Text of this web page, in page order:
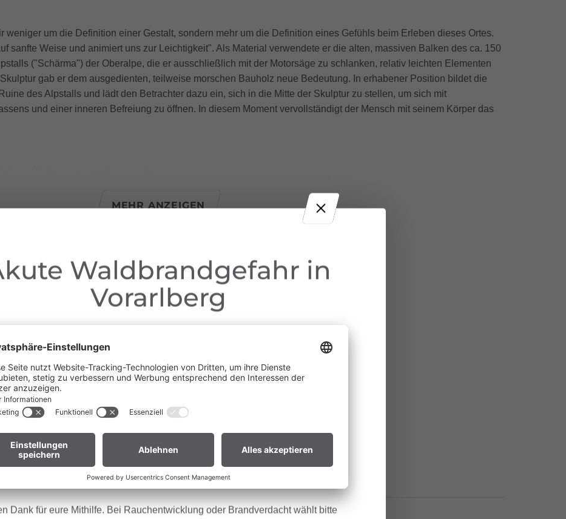
weniger um die Definition einer Gestalt, sondern mehr um die Definition eines Gefühls beim Erleben dieses Ortes.
sanfte Weise und animiert uns zur Leichtigkeit". Als Material verwendete er die alten, massiven Balken des ca. 150
("Schärma") der Oberalpe, die er ausschließlich mit der Motorsäge zu schlanken, relativ leichten Elementen
gab er dem ausgedienten, teilweise morschen Bauholz neue Bedeutung. In erhabener Position bildet die
des Alpstalls und lädt den Betrachter dazu ein, sich in die Mitte der Skulptur zu stellen, um sich mit
und einer inneren Befreiung zu öffnen. In diesem Moment vervollständigt der Mensch mit seinem Körper das
Alpstalls der Oberalpe
Alpe Sera für die Bereitstellung der Fläche sowie für die tatkräftige Unterstützung bei der Projektumsetzung! Die
ausdrücklich auf eigene Gefahr. Der Künstler sowie der Veranstalter Walserherbst haften nicht für allfällige, wie
ausgehen.
Besteigen der Skulptur ist ausdrücklich verboten!
MEHR ANZEIGEN
Waldbrandgefahr in
Vorarlberg
aufgrund der anhaltenden Trockenheit gilt in
ganz Vorarlberg eine
Waldnähe und in Uferzonen streng verboten.
euch um erhöhte Aufmerksamkeit und einen besonders rücksichtsvollen
Umgang mit der Natur.
für Biker:innen:
Gras. Heiße Bremsscheiben können trockenes Gras entzünden.
Dank für eure Mithilfe. Bei Rauchentwicklung oder Brandverdacht wählt bitte